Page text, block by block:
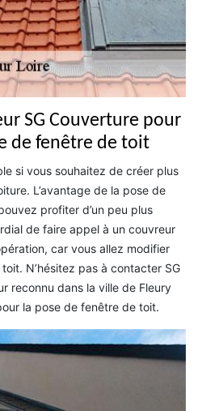
SG Couverture pour
de fenêtre de toit
si vous souhaitez de créer plus
L’avantage de la pose de
profiter d’un peu plus
de faire appel à un couvreur
car vous allez modifier
N’hésitez pas à contacter SG
reconnu dans la ville de Fleury
la pose de fenêtre de toit.